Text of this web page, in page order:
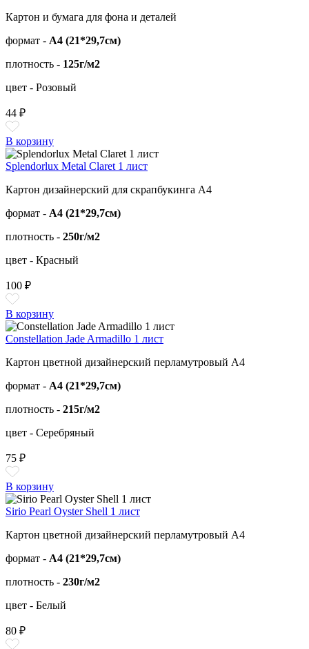
Картон и бумага для фона и деталей
формат - А4 (21*29,7см)
плотность - 125г/м2
цвет - Розовый
44 ₽
В корзину
Splendorlux Metal Claret 1 лист
Картон дизайнерский для скрапбукинга А4
формат - А4 (21*29,7см)
плотность - 250г/м2
цвет - Красный
100 ₽
В корзину
Constellation Jade Armadillo 1 лист
Картон цветной дизайнерский перламутровый А4
формат - А4 (21*29,7см)
плотность - 215г/м2
цвет - Серебряный
75 ₽
В корзину
Sirio Pearl Oyster Shell 1 лист
Картон цветной дизайнерский перламутровый А4
формат - А4 (21*29,7см)
плотность - 230г/м2
цвет - Белый
80 ₽